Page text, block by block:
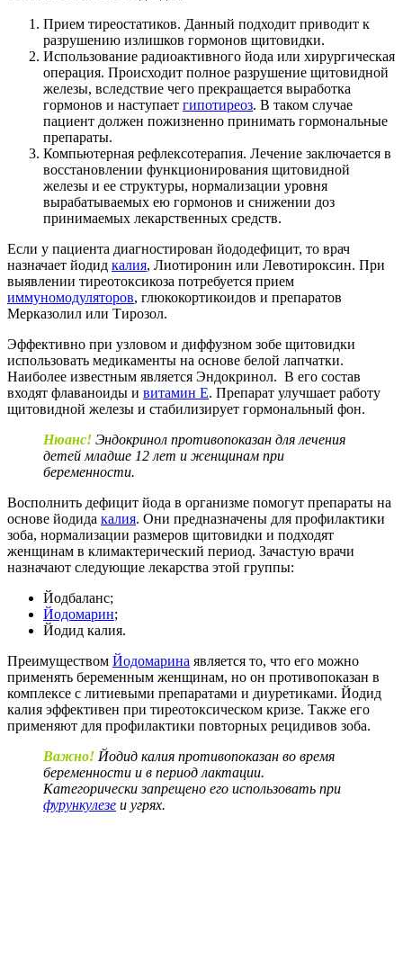
Прием тиреостатиков. Данный подходит приводит к
разрушению излишков гормонов щитовидки.
Использование радиоактивного йода или хирургическая
операция. Происходит полное разрушение щитовидной
железы, вследствие чего прекращается выработка
гормонов и наступает гипотиреоз. В таком случае
пациент должен пожизненно принимать гормональные
препараты.
Компьютерная рефлексотерапия. Лечение заключается в
восстановлении функционирования щитовидной
железы и ее структуры, нормализации уровня
вырабатываемых ею гормонов и снижении доз
принимаемых лекарственных средств.
Если у пациента диагностирован йододефицит, то врач
назначает йодид калия, Лиотиронин или Левотироксин. При
выявлении тиреотоксикоза потребуется прием
иммуномодуляторов, глюкокортикоидов и препаратов
Мерказолил или Тирозол.
Эффективно при узловом и диффузном зобе щитовидки
использовать медикаменты на основе белой лапчатки.
Наиболее известным является Эндокринол. В его состав
входят флаваноиды и витамин E. Препарат улучшает работу
щитовидной железы и стабилизирует гормональный фон.
Нюанс! Эндокринол противопоказан для лечения
детей младше 12 лет и женщинам при
беременности.
Восполнить дефицит йода в организме помогут препараты на
основе йодида калия. Они предназначены для профилактики
зоба, нормализации размеров щитовидки и подходят
женщинам в климактерический период. Зачастую врачи
назначают следующие лекарства этой группы:
Йодбаланс;
Йодомарин;
Йодид калия.
Преимуществом Йодомарина является то, что его можно
применять беременным женщинам, но он противопоказан в
комплексе с литиевыми препаратами и диуретиками. Йодид
калия эффективен при тиреотоксическом кризе. Также его
применяют для профилактики повторных рецидивов зоба.
Важно! Йодид калия противопоказан во время
беременности и в период лактации.
Категорически запрещено его использовать при
фурункулезе и угрях.